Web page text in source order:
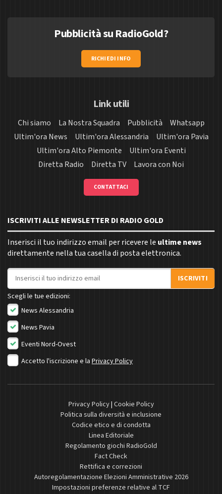
Pubblicità su RadioGold?
RICHIEDI INFO
Link utili
Chi siamo La Nostra Squadra Pubblicità
Whatsapp
Ultim'ora News
Ultim'ora Alessandria
Ultim'ora Pavia
Ultim'ora Alto Piemonte
Ultim'ora Eventi
Diretta Radio
Diretta TV Lavora con Noi
CONTATTACI
ISCRIVITI ALLE NEWSLETTER DI RADIO GOLD
Inserisci il tuo indirizzo email per ricevere le ultime news
direttamente nella tua casella di posta elettronica.
Indirizzo email
ISCRIVITI
Scegli le tue edizioni:
News Alessandria
News Pavia
Eventi Nord-Ovest
Accetto l'iscrizione e la Privacy Policy
Privacy Policy| Cookie Policy
Politica sulla diversità e inclusione
Codice etico e di condotta
Linea Editoriale
Regolamento giochi RadioGold
Fact Check
Rettifica e correzioni
Autoregolamentazione Elezioni Amministrative 2026
Impostazioni preferenze relative al TCF